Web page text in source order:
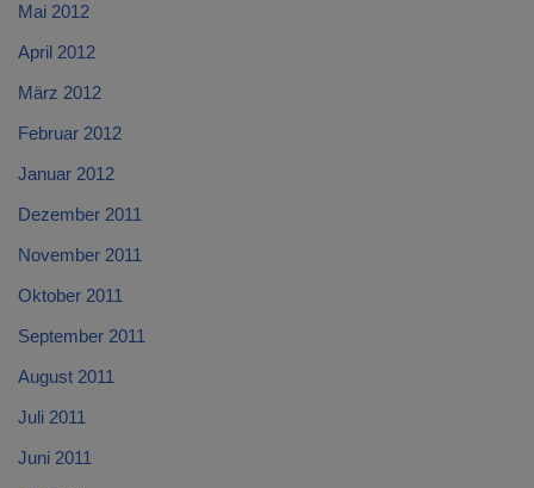
Mai 2012
April 2012
März 2012
Februar 2012
Januar 2012
Dezember 2011
November 2011
Oktober 2011
September 2011
August 2011
Juli 2011
Juni 2011